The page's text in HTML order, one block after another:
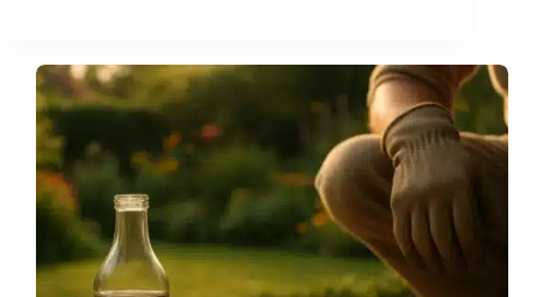
robinet
autoperceur
pas
à
pas